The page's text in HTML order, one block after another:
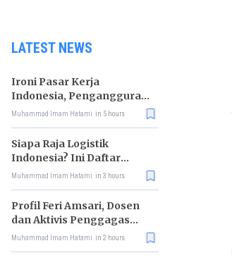
LATEST NEWS
Ironi Pasar Kerja
Indonesia, Pengangguran
Didominasi Lulusan SMK
Muhammad Imam Hatami in 5 hours
Siapa Raja Logistik
Indonesia? Ini Daftar
Pemimpin Pasarnya
Muhammad Imam Hatami in 3 hours
Profil Feri Amsari, Dosen
dan Aktivis Penggagas
Kabinet Bayangan
Muhammad Imam Hatami in 2 hours